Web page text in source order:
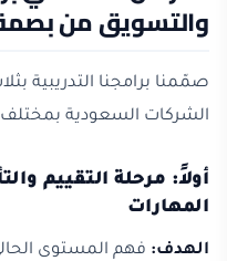
والتسويق من بصمة
صمّمنا برامجنا التدريبية
الشركات السعودية بمختلف
أولاً: مرحلة التقييم
المهارات
الهدف: فهم المستوى